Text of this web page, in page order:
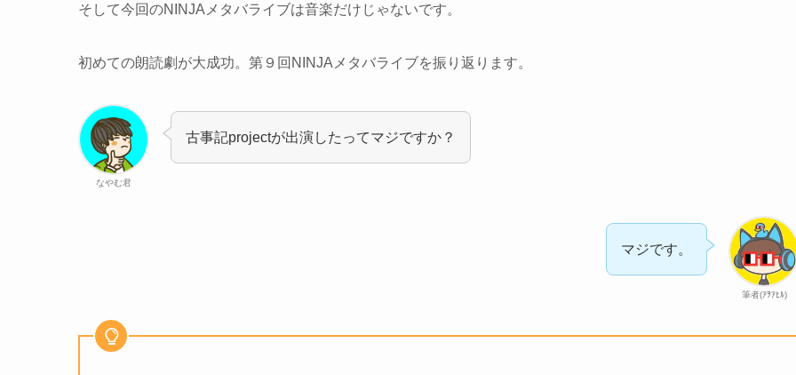
そして今回のNINJAメタバライブは音楽だけじゃないです。
初めての朗読劇が大成功。第９回NINJAメタバライブを振り返ります。
なやむ君
古事記projectが出演したってマジですか？
筆者(ｱｦｱﾋﾙ)
マジです。